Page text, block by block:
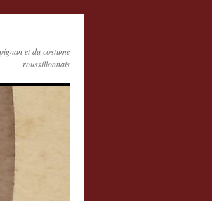
et du costume
roussillonnais